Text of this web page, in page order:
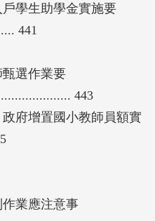
學生助學金實施要
441
選作業要
443
府增置國小教師員額實
業應注意事